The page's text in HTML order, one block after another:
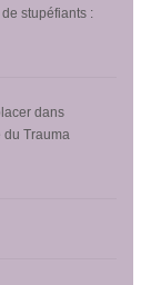
stupéfiants :
dans
du Trauma